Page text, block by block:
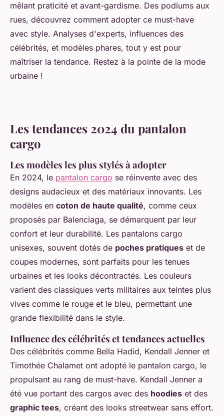
mêlant praticité et avant-gardisme. Des podiums aux
rues, découvrez comment adopter ce must-have
avec style. Analyses d'experts, influences des
célébrités, et modèles phares, tout y est pour
maîtriser la tendance. Restez à la pointe de la mode
urbaine !
Les tendances 2024 du pantalon
cargo
Les modèles les plus stylés à adopter
En 2024, le pantalon cargo se réinvente avec des
designs audacieux et des matériaux innovants. Les
modèles en coton de haute qualité, comme ceux
proposés par Balenciaga, se démarquent par leur
confort et leur durabilité. Les pantalons cargo
unisexes, souvent dotés de poches pratiques et de
coupes modernes, sont parfaits pour les tenues
urbaines et les looks décontractés. Les couleurs
varient des classiques verts militaires aux teintes plus
vives comme le rouge et le bleu, permettant une
grande flexibilité dans le style.
Influence des célébrités et tendances actuelles
Des célébrités comme Bella Hadid, Kendall Jenner et
Timothée Chalamet ont adopté le pantalon cargo, le
propulsant au rang de must-have. Kendall Jenner a
été vue portant des cargos avec des hoodies et des
graphic tees, créant des looks streetwear sans effort.